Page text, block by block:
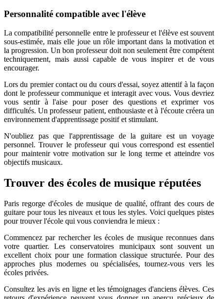
Personnalité compatible avec l'élève
La compatibilité personnelle entre le professeur et l'élève est souvent
sous-estimée, mais elle joue un rôle important dans la motivation et
la progression. Un bon professeur doit non seulement être compétent
techniquement, mais aussi capable de vous inspirer et de vous
encourager.
Lors du premier contact ou du cours d'essai, soyez attentif à la façon
dont le professeur communique et interagit avec vous. Vous devriez
vous sentir à l'aise pour poser des questions et exprimer vos
difficultés. Un professeur patient, enthousiaste et à l'écoute créera un
environnement d'apprentissage positif et stimulant.
N'oubliez pas que l'apprentissage de la guitare est un voyage
personnel. Trouver le professeur qui vous correspond est essentiel
pour maintenir votre motivation sur le long terme et atteindre vos
objectifs musicaux.
Trouver des écoles de musique réputées
Paris regorge d'écoles de musique de qualité, offrant des cours de
guitare pour tous les niveaux et tous les styles. Voici quelques pistes
pour trouver l'école qui vous conviendra le mieux :
Commencez par rechercher les écoles de musique reconnues dans
votre quartier. Les conservatoires municipaux sont souvent un
excellent choix pour une formation classique structurée. Pour des
approches plus modernes ou spécialisées, tournez-vous vers les
écoles privées.
Consultez les avis en ligne et les témoignages d'anciens élèves. Ces